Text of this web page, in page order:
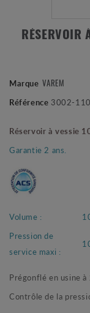
RÉSERVOIR
Marque VAREM
Référence 3002-
Réservoir à vessie
Garantie 2 ans.
Volume :
Pression de
service maxi :
Prégonflé en usine à
Contrôle de la